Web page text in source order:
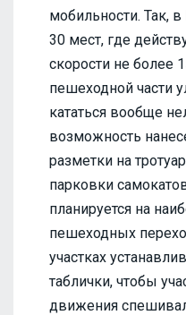
мобильности. Так,
30 мест, где
скорости не более
пешеходной части
кататься вообще
возможность
разметки на
парковки
планируется на
пешеходных
участках
таблички, чтобы
движения